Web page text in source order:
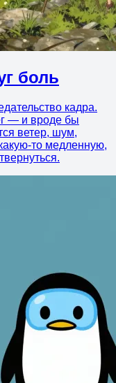
боль
кадра.
— и вроде бы
ветер, шум,
то медленную,